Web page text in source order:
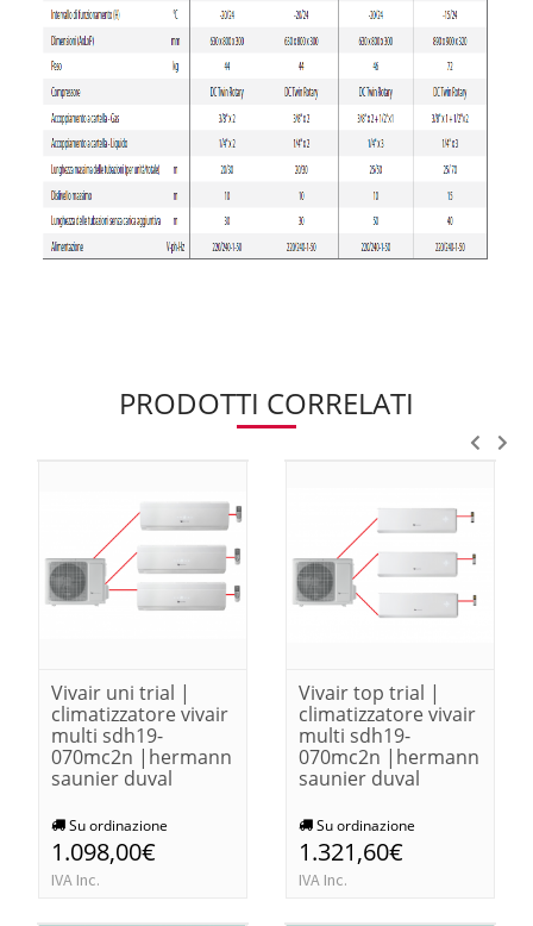
PRODOTTI CORRELATI
Vivair uni trial |
climatizzatore vivair
multi sdh19-
070mc2n |hermann
saunier duval
Su ordinazione
1.098,00€
IVA Inc.
Vivair top trial |
climatizzatore vivair
multi sdh19-
070mc2n |hermann
saunier duval
Su ordinazione
1.321,60€
IVA Inc.